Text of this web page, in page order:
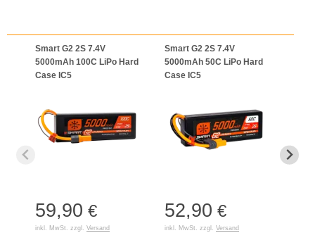
Smart G2 2S 7.4V
5000mAh 100C LiPo Hard
Case IC5
59,90 €
inkl. MwSt. zzgl. Versand
Smart G2 2S 7.4V
5000mAh 50C LiPo Hard
Case IC5
52,90 €
inkl. MwSt. zzgl. Versand